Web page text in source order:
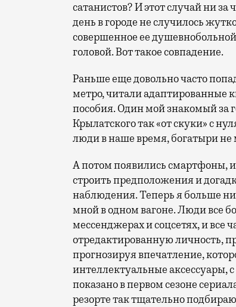
сатанистов? И этот случай ни
день в городе не случилось
совершенное ее
головой. Вот такое совпадение.
Раньше еще довольно часто
метро, читали адаптированные
пособия. Один мой знакомый за
Крылатского так «от скуки» с
люди в наше время, богатыри не
А потом появились смартфоны,
строить предположения и
наблюдения. Теперь я больше
мной в одном вагоне. Люди все
мессенджерах и соцсетях, и
отредактированную личность,
прогнозируя впечатление,
интеллектуальные аксессуары,
показано в первом сезоне
резорте так тщательно